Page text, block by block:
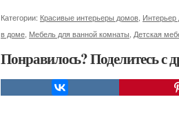
Категории: Красивые интерьеры домов
в доме Мебель для ванной комнаты Детская
Понравилось? Поделитесь с